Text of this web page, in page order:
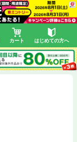
カート はじめての方へ